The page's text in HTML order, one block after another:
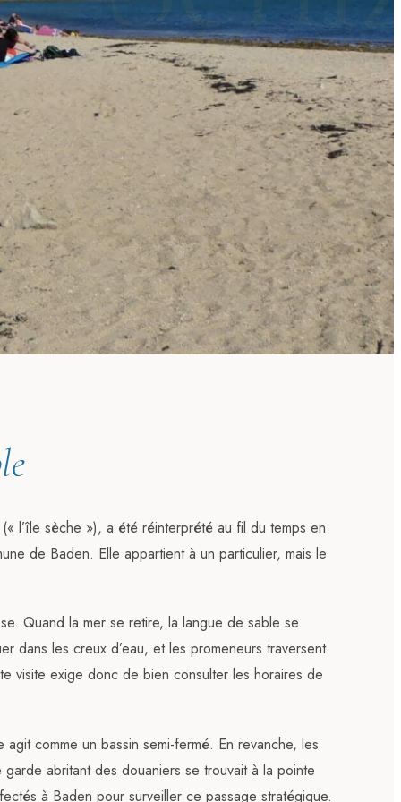
l’île sèche »), a été réinterprété au fil du temps en
de Baden. Elle appartient à un particulier, mais le
Quand la mer se retire, la langue de sable se
dans les creux d’eau, et les promeneurs traversent
visite exige donc de bien consulter les horaires de
comme un bassin semi-fermé. En revanche, les
abritant des douaniers se trouvait à la pointe
à Baden pour surveiller ce passage stratégique.